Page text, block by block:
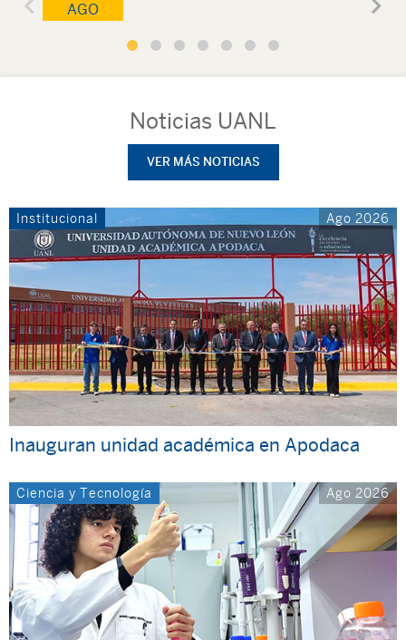
AGO
Noticias UANL
VER MÁS NOTICIAS
Institucional Ago 2026
Inauguran unidad académica en Apodaca
Ciencia y Tecnología Ago 2026